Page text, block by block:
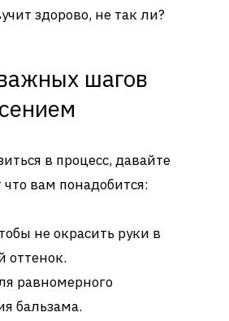
здорово, не так ли?
шагов
в процесс, давайте
вам понадобится:
не окрасить руки в
оттенок.
равномерного
бальзама.